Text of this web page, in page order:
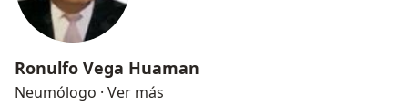
Ronulfo Vega Huaman
Neumólogo · Ver más